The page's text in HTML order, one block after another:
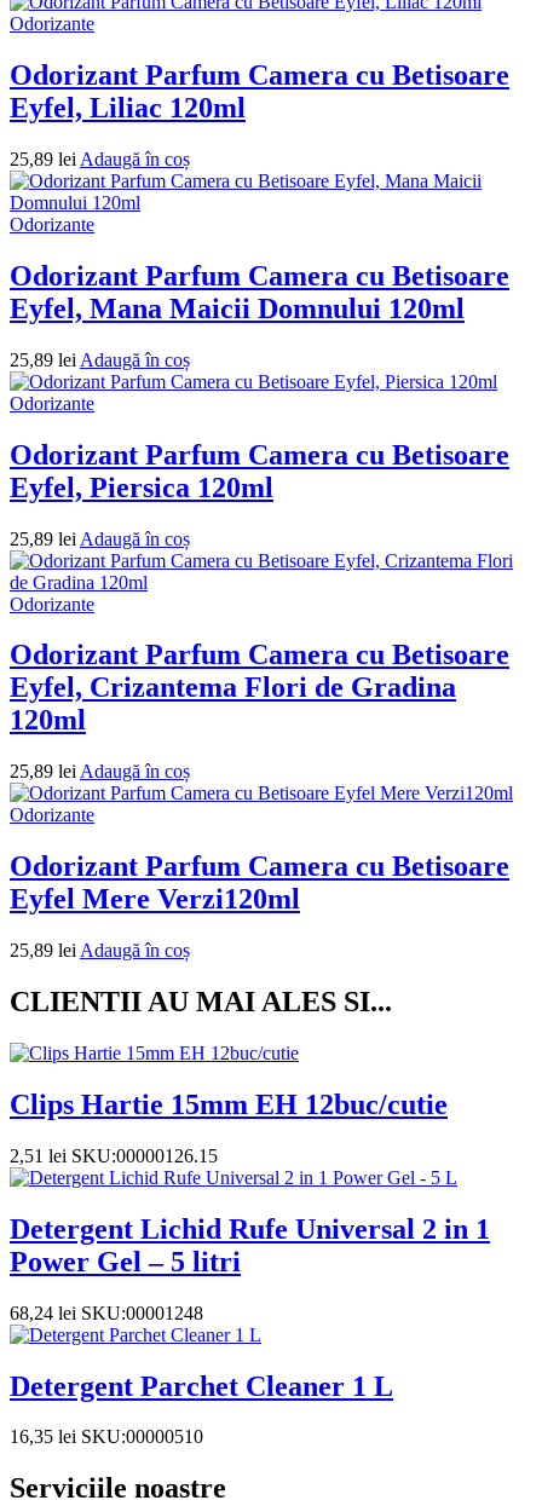
Odorizante
Odorizant Parfum Camera cu Betisoare
Eyfel, Liliac 120ml
25,89 lei Adaugă în coș
Odorizante
Odorizant Parfum Camera cu Betisoare
Eyfel, Mana Maicii Domnului 120ml
25,89 lei Adaugă în coș
Odorizante
Odorizant Parfum Camera cu Betisoare
Eyfel, Piersica 120ml
25,89 lei Adaugă în coș
Odorizante
Odorizant Parfum Camera cu Betisoare
Eyfel, Crizantema Flori de Gradina
120ml
25,89 lei Adaugă în coș
Odorizante
Odorizant Parfum Camera cu Betisoare
Eyfel Mere Verzi120ml
25,89 lei Adaugă în coș
CLIENTII AU MAI ALES SI...
Clips Hartie 15mm EH 12buc/cutie
2,51 lei SKU:00000126.15
Detergent Lichid Rufe Universal 2 in 1
Power Gel – 5 litri
68,24 lei SKU:00001248
Detergent Parchet Cleaner 1 L
16,35 lei SKU:00000510
Serviciile noastre